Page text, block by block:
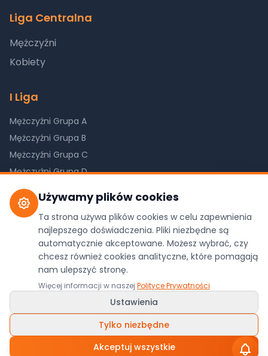
Używamy plików cookies
Ta strona używa plików cookies w celu zapewnienia
najlepszego doświadczenia. Pliki niezbędne są
automatycznie akceptowane. Możesz wybrać, czy
chcesz również cookies analityczne, które pomagają
nam ulepszyć stronę.
Więcej informacji w naszej Polityce Prywatności
Ustawienia
Tylko niezbędne
Akceptuj wszystkie
Liga Centralna
Mężczyźni
Kobiety
I Liga
Mężczyźni Grupa A
Mężczyźni Grupa B
Mężczyźni Grupa C
Mężczyźni Grupa D
Kobiety Grupa A
Kobiety Grupa B
Kobiety Grupa C
©2026Pilkareczna.com. Wszystkie prawa
zastrzeżone.
Dane z oficjalnego API ZPRP
Polityka Prywatności• Ustawienia Cookies
Wykonanie: WDesign&Codexo/Ludyga.com.pl